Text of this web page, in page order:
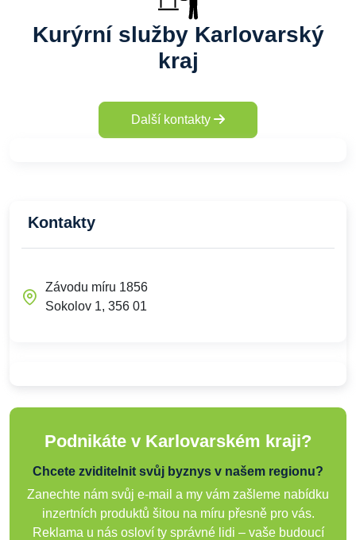
Kurýrní služby Karlovarský
kraj
Další kontakty
Kontakty
Závodu míru 1856
Sokolov 1, 356 01
Podnikáte v Karlovarském kraji?
Chcete zviditelnit svůj byznys v našem regionu?
Zanechte nám svůj e-mail a my vám zašleme nabídku
inzertních produktů šitou na míru přesně pro vás.
Reklama u nás osloví ty správné lidi – vaše budoucí